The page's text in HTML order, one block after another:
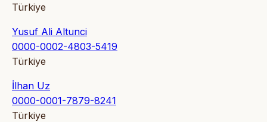
Türkiye
Yusuf Ali Altunci
0000-0002-4803-5419
Türkiye
İlhan Uz
0000-0001-7879-8241
Türkiye